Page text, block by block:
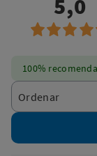
5,0
100%